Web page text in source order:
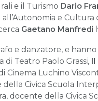
e il Turismo Dario
all’Autonomia e
Gaetano Manfredi
e danzatore, e
di Teatro Paolo Grassi, Il
Cinema Luchino
Civica Scuola
docente della Civica